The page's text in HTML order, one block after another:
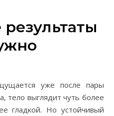
уже после пары
тело выглядит чуть более
гладкой. Но устойчивый